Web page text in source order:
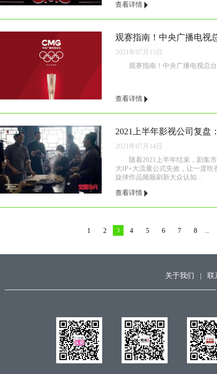
查看详情
观赛指南！中央广播电视
2021年07月15日
观赛指南！中央广播电视总
查看详情
2021年07月14日
随着2021上半年结束，剧集
大IP+大流量公式失效，让一度
旋律作品频频刷新大众认知...
查看详情
1 2 3 4 5 6 7 8
关于我们 | 联